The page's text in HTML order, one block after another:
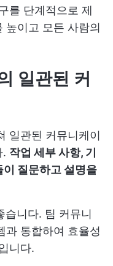
를 단계적으로 제
높이고 모든 사람의
일관된 커
일관된 커뮤니케이
. 작업 세부 사항, 기
질문하고 설명을
습니다. 팀 커뮤니
과 통합하여 효율성
니다.